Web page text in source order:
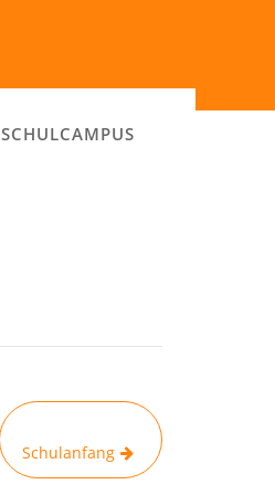
SCHULCAMPUS
Schulanfang